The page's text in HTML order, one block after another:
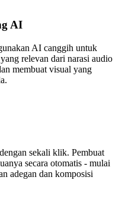
AI
AI canggih untuk
relevan dari narasi audio
membuat visual yang
sekali klik. Pembuat
secara otomatis - mulai
adegan dan komposisi